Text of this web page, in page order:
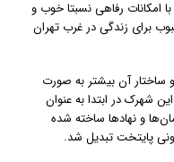
با امکانات رفاهی نسبتا خوب و
برای زندگی در غرب تهران
آن بیشتر به صورت
شهرک در ابتدا به عنوان
و نهادها ساخته شده
پایتخت تبدیل شد.